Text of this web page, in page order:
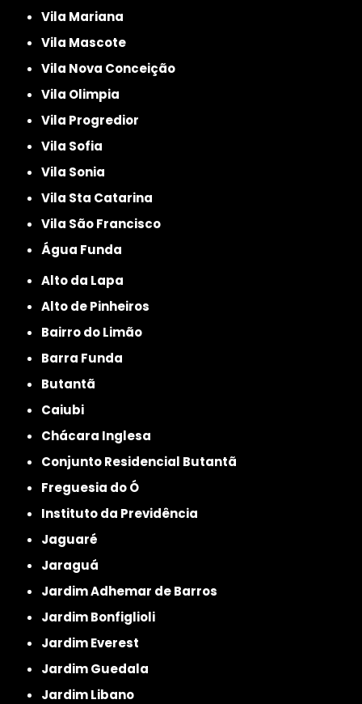
Vila Mariana
Vila Mascote
Vila Nova Conceição
Vila Olimpia
Vila Progredior
Vila Sofia
Vila Sonia
Vila Sta Catarina
Vila São Francisco
Água Funda
Alto da Lapa
Alto de Pinheiros
Bairro do Limão
Barra Funda
Butantã
Caiubi
Chácara Inglesa
Conjunto Residencial Butantã
Freguesia do Ó
Instituto da Previdência
Jaguaré
Jaraguá
Jardim Adhemar de Barros
Jardim Bonfiglioli
Jardim Everest
Jardim Guedala
Jardim Libano